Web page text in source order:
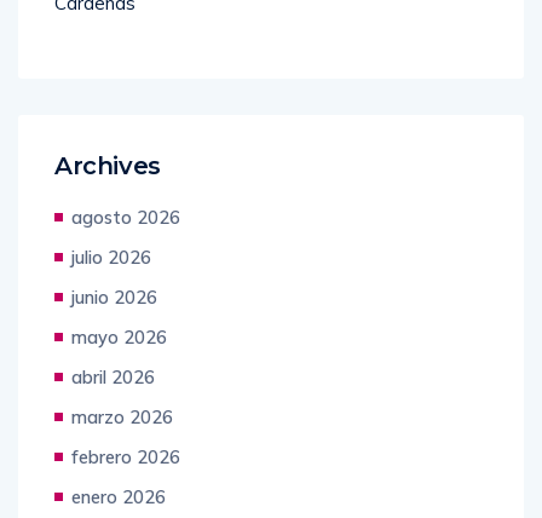
Archives
agosto 2026
julio 2026
junio 2026
mayo 2026
abril 2026
marzo 2026
febrero 2026
enero 2026